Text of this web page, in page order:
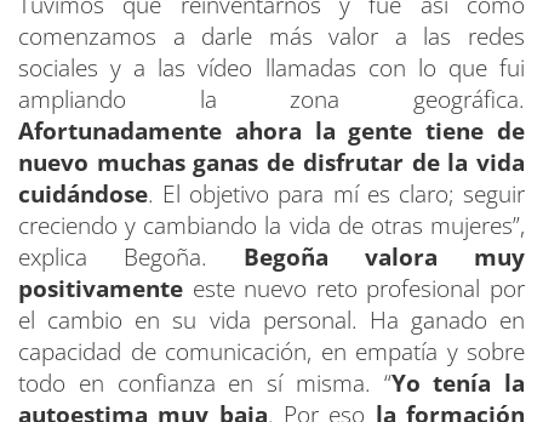
comenzamos a darle más valor a las redes
sociales y a las vídeo llamadas con lo que fui
ampliando la zona geográfica.
Afortunadamente ahora la gente tiene de
nuevo muchas ganas de disfrutar de la vida
cuidándose. El objetivo para mí es claro; seguir
creciendo y cambiando la vida de otras mujeres”,
explica Begoña. Begoña valora muy
positivamente este nuevo reto profesional por
el cambio en su vida personal. Ha ganado en
capacidad de comunicación, en empatía y sobre
todo en confianza en sí misma. “Yo tenía la
autoestima muy baja. Por eso la formación